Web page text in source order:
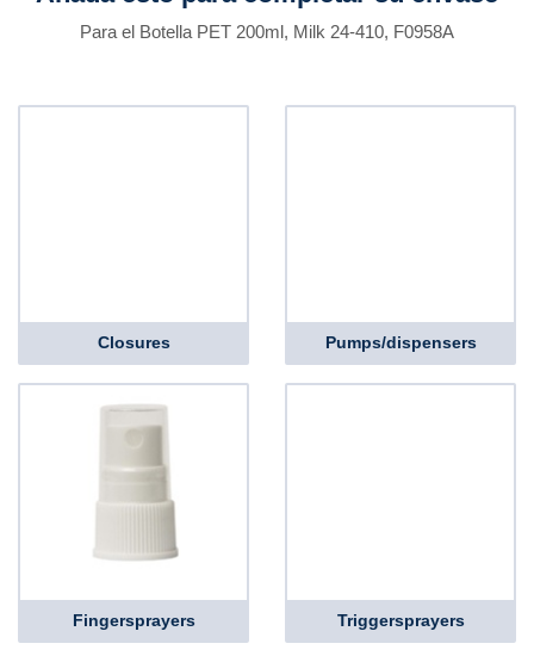
Para el Botella PET 200ml, Milk 24-410, F0958A
Closures Pumps/dispensers
Fingersprayers Triggersprayers